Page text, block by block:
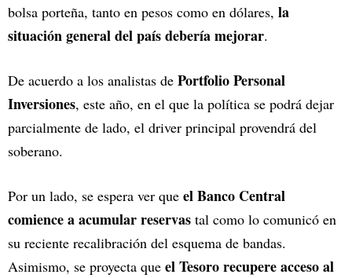
bolsa porteña, tanto en pesos como en dólares, la
situación general del país debería mejorar.
De acuerdo a los analistas de Portfolio Personal
Inversiones, este año, en el que la política se podrá dejar
parcialmente de lado, el driver principal provendrá del
soberano.
Por un lado, se espera ver que el Banco Central
comience a acumular reservas tal como lo comunicó en
su reciente recalibración del esquema de bandas.
Asimismo, se proyecta que el Tesoro recupere acceso al